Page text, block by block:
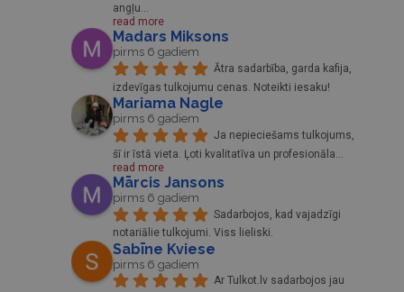
angļu...
read more
Madars Miksons
pirms 6 gadiem
Ātra sadarbība, garda kafija,
izdevīgas tulkojumu cenas. Noteikti iesaku!
Mariama Nagle
pirms 6 gadiem
Ja nepieciešams tulkojums,
šī ir īstā vieta. Ļoti kvalitatīva un profesionāla
read more
Mārcis Jansons
pirms 6 gadiem
Sadarbojos, kad vajadzīgi
notariālie tulkojumi. Viss lieliski.
Sabīne Kviese
pirms 6 gadiem
Ar Tulkot.lv sadarbojos jau